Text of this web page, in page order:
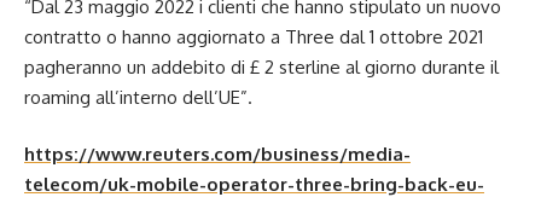
“Dal 23 maggio 2022 i clienti che hanno stipulato un nuovo
contratto o hanno aggiornato a Three dal 1 ottobre 2021
pagheranno un addebito di £ 2 sterline al giorno durante il
roaming all’interno dell’UE”.
https://www.reuters.com/business/media-
telecom/uk-mobile-operator-three-bring-back-eu-